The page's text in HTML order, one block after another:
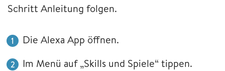
Schritt Anleitung folgen.
Die Alexa App öffnen.
Im Menü auf „Skills und Spiele“ tippen.